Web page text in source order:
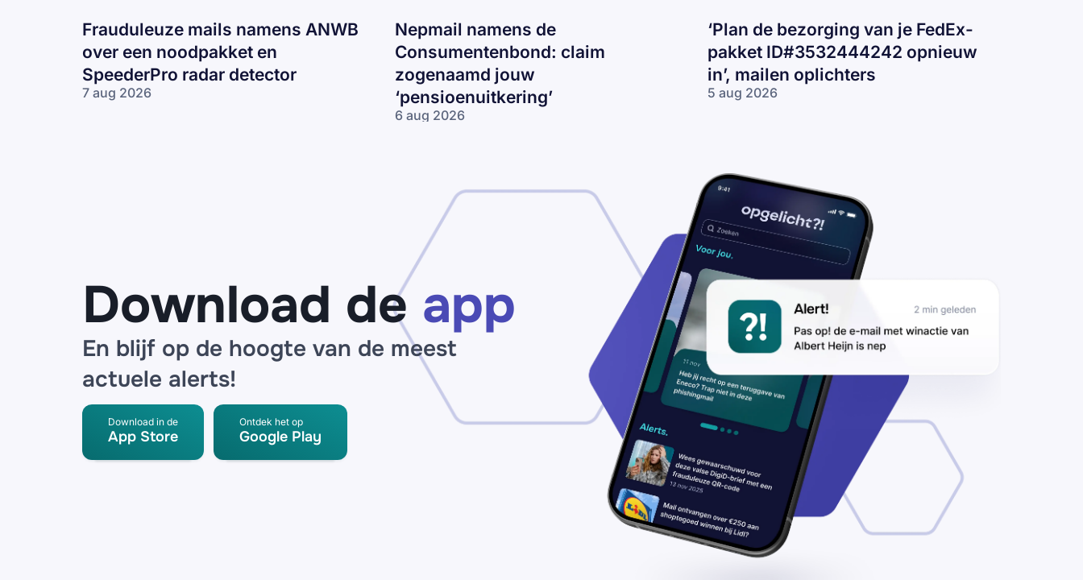
Frauduleuze mails namens ANWB
over een noodpakket en
SpeederPro radar detector
7 aug 2026
Nepmail namens de
Consumentenbond: claim
zogenaamd jouw
‘pensioenuitkering’
6 aug 2026
‘pensioenuitkering’
‘Plan de bezorging van je FedEx-
pakket ID#3532444242 opnieuw
in’, mailen oplichters
5 aug 2026
opnieuw in’,
mailen
oplichters
Download de app
En blijf op de hoogte van de meest
actuele alerts!
Download in de
App Store
Ontdek het op
Google Play